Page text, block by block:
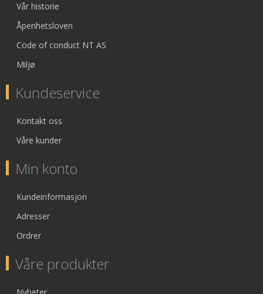
Vår historie
Åpenhetsloven
Code of conduct NT AS
Miljø
Kundeservice
Kontakt oss
Våre kunder
Min konto
Kundeinformasjon
Adresser
Ordrer
Våre produkter
Nyheter